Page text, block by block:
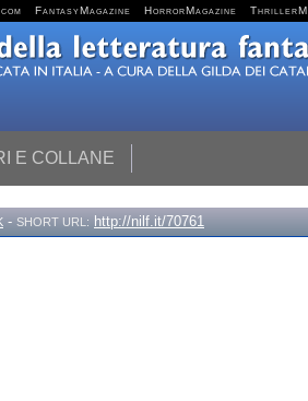
FantasyMagazine HorrorMagazine
E COLLANE
- SHORT URL: http://nilf.it/70761